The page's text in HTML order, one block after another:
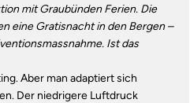
mit Graubünden Ferien. Die
eine Gratisnacht in den Bergen –
Ist das
Aber man adaptiert sich
Der niedrigere Luftdruck